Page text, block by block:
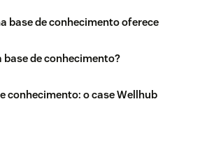
base de conhecimento oferece
de conhecimento?
conhecimento: o case Wellhub